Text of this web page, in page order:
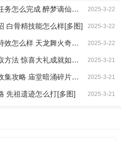
逆水寒手游醉梦谪仙奇遇任务怎么完成 醉梦谪仙奇遇攻略[多图] 2025-3-22
白骨精技能怎么样[多图] 2025-3-22
燕云十六声天龙舞火奇术特效怎么样 天龙舞火奇术特效展示效果[多图] 2025-3-22
原神惊喜大礼隐藏成就获取方法 惊喜大礼成就如何获取[多图] 2025-3-21
燕云十六声庙堂暗涌碎片收集攻略 庙堂暗涌碎片在哪里[多图] 2025-3-21
先祖遗迹怎么打[多图] 2025-3-21